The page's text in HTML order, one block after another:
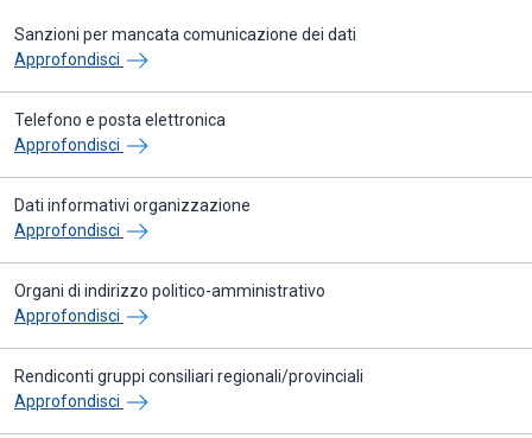
Sanzioni per mancata comunicazione dei dati
Approfondisci
Telefono e posta elettronica
Approfondisci
Dati informativi organizzazione
Approfondisci
Organi di indirizzo politico-amministrativo
Approfondisci
Rendiconti gruppi consiliari regionali/provinciali
Approfondisci